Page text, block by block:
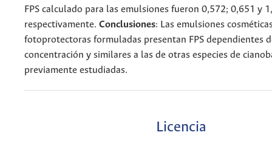
FPS calculado para las emulsiones fueron 0,572; 0,651 y
respectivamente. Conclusiones: Las emulsiones
fotoprotectoras formuladas presentan FPS dependientes
concentración y similares a las de otras especies de
previamente estudiadas.
Licencia